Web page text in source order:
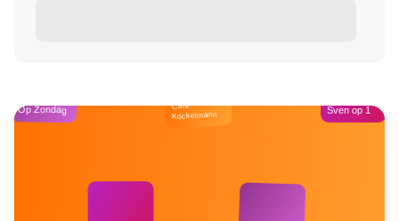
Op Zondag Café
Kockelmann Sven op 1